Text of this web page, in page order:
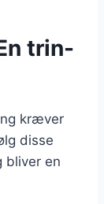
trin-
kræver
disse
bliver en